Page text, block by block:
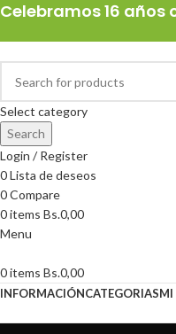
Celebramos 16 años
Select category
Search
Login / Register
0Lista de deseos
0Compare
0items Bs.0,00
Menu
0items Bs.0,00
INFORMACIÓNCATEGORIASMI